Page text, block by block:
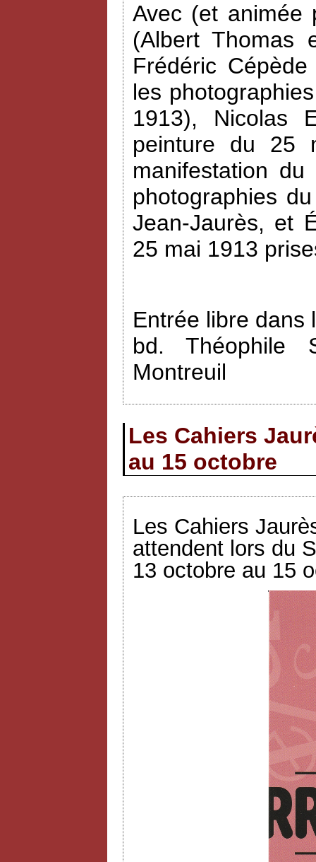
Avec (et animée
(Albert Thomas
Frédéric
les
1913), Nicolas
peinture du 25
manifestation
photographies
Jean-Jaurès, et
25 mai 1913
Entrée libre dans
bd. Théophile
Montreuil
Les Cahiers
au 15 octobre
Les Cahiers
attendent lors du
13 octobre au 15